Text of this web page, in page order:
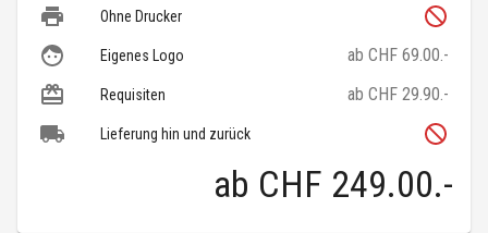
Ohne Drucker
Eigenes Logo ab CHF 69.00.-
Requisiten ab CHF 29.90.-
Lieferung hin und zurück
ab CHF 249.00.-